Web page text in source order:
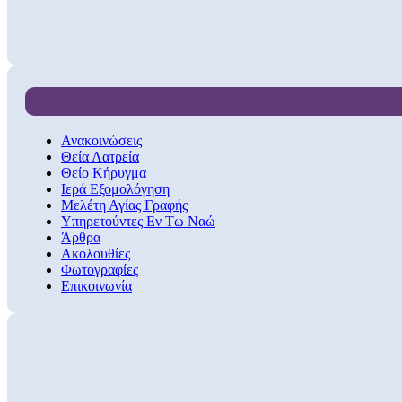
Ανακοινώσεις
Θεία Λατρεία
Θείο Κήρυγμα
Ιερά Εξομολόγηση
Μελέτη Αγίας Γραφής
Υπηρετούντες Εν Τω Ναώ
Άρθρα
Ακολουθίες
Φωτογραφίες
Επικοινωνία